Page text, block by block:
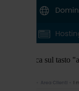
clicca sul